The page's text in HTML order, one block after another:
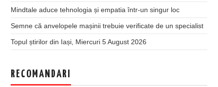
Mindtale aduce tehnologia și empatia într-un singur loc
Semne că anvelopele mașinii trebuie verificate de un specialist
Topul știrilor din Iași, Miercuri 5 August 2026
RECOMANDARI